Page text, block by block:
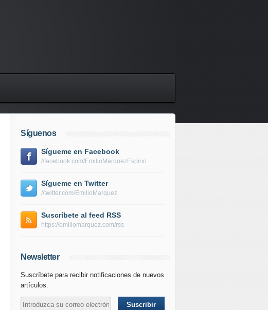
Síguenos
Sígueme en Facebook
//facebook.com/EmilioMarquezEspino
Sígueme en Twitter
//twitter.com/EmilioMarquez
Suscríbete al feed RSS
https://emiliomarquez.com/rss
Newsletter
Suscríbete para recibir notificaciones de nuevos
artículos.